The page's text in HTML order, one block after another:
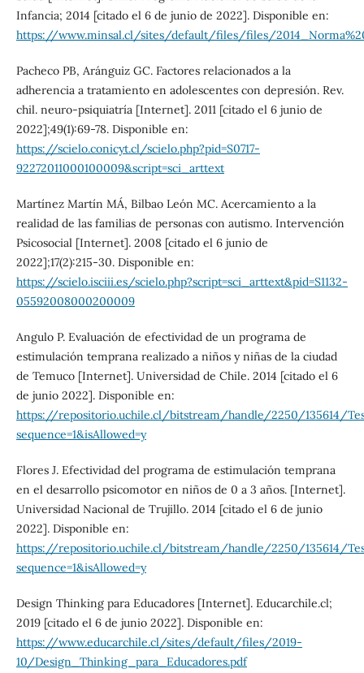
Infancia; 2014 [citado el 6 de junio de 2022]. Disponible en:
https://www.minsal.cl/sites/default/files/files/
Pacheco PB, Aránguiz GC. Factores relacionados a la
adherencia a tratamiento en adolescentes con depresión. Rev.
chil. neuro-psiquiatría [Internet]. 2011 [citado el 6 junio de
2022];49(1):69-78. Disponible en:
https://scielo.conicyt.cl/scielo.php?pid=S0717-
92272011000100009&script=sci_arttext
Martínez Martín MÁ, Bilbao León MC. Acercamiento a la
realidad de las familias de personas con autismo. Intervención
Psicosocial [Internet]. 2008 [citado el 6 junio de
2022];17(2):215-30. Disponible en:
https://scielo.isciii.es/scielo.php?script=sci_arttext&pid=S1132-
05592008000200009
Angulo P. Evaluación de efectividad de un programa de
estimulación temprana realizado a niños y niñas de la ciudad
de Temuco [Internet]. Universidad de Chile. 2014 [citado el 6
de junio 2022]. Disponible en:
https://repositorio.uchile.cl/bitstream/handle/2250/135614/
sequence=1&isAllowed=y
Flores J. Efectividad del programa de estimulación temprana
en el desarrollo psicomotor en niños de 0 a 3 años. [Internet].
Universidad Nacional de Trujillo. 2014 [citado el 6 de junio
2022]. Disponible en:
https://repositorio.uchile.cl/bitstream/handle/2250/135614/
sequence=1&isAllowed=y
Design Thinking para Educadores [Internet]. Educarchile.cl;
2019 [citado el 6 de junio 2022]. Disponible en:
https://www.educarchile.cl/sites/default/files/2019-
10/Design_Thinking_para_Educadores.pdf